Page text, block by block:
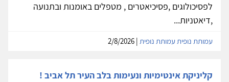
לפסיכולוגים ,פסיכיאטרים , מטפלים באומנות ובתנועה
,דיאטניות...
עמותת נופית עמותת נופית
קליניקת אינטימיות ונעימות בלב העיר תל אביב !